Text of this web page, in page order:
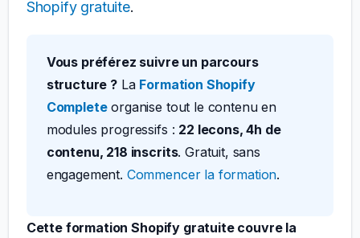
Shopify gratuite.
Vous préférez suivre un parcours
structure ?La Formation Shopify
Completeorganise tout le contenu en
modules progressifs : 22 lecons, 4h de
contenu, 218 inscrits. Gratuit, sans
engagement. Commencer la formation.
Cette formation Shopify gratuite couvre la